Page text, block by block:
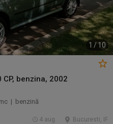
1 /10
benzina, 2002
| benzină
Bucuresti, IF
4 aug.